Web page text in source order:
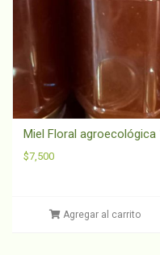
Miel Floral
$7,500
Agregar al carrito